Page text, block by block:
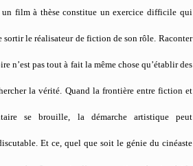
un film à thèse constitue un exercice difficile qui
sortir le réalisateur de fiction de son rôle. Raconter
n’est pas tout à fait la même chose qu’établir des
la vérité. Quand la frontière entre fiction et
se brouille, la démarche artistique peut
Et ce, quel que soit le génie du cinéaste